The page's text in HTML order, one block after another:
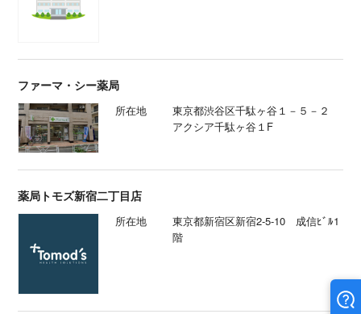
ファーマ・シー薬局
所在地
東京都渋谷区千駄ヶ谷１－５－２
アクシア千駄ヶ谷１F
薬局トモズ新宿二丁目店
所在地
東京都新宿区新宿2-5-10 成信ﾋﾞﾙ1
階